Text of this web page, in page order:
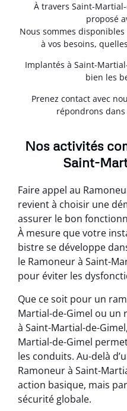
À travers Saint-
proposé
Nous sommes
à vos besoins,
Implantés à Saint-
bien les
Prenez contact avec
répondrons
Nos activités
Saint-
Faire appel au
revient à choisir une
assurer le bon
À mesure que votre
bistre se développe
le Ramoneur à Saint-
pour éviter les
Que ce soit pour un
Martial-de-Gimel ou un
à Saint-Martial-de-
Martial-de-Gimel
les conduits. Au-delà
Ramoneur à Saint-
action basique, mais
sécurité globale.